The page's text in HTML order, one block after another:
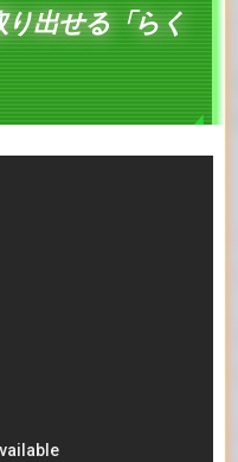
出せる「らく